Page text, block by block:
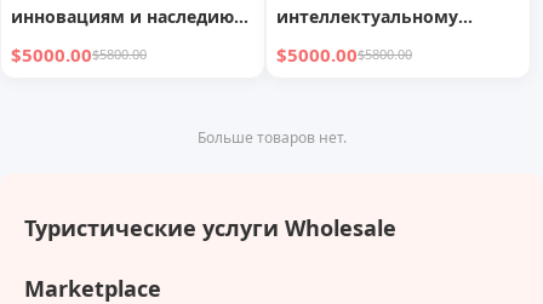
инновациям и наследию
Линнаня
$5000.00$5800.00
интеллектуальному
производству Цзяннаня»
сосредотачиваясь на
$5000.00$5800.00
Больше товаров нет.
Туристические услуги Wholesale
Marketplace